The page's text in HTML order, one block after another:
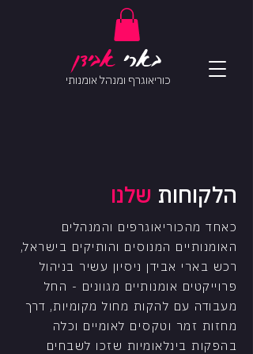
כאחד מהכוריאוגרפים והמנהלים
האומנותיים המנוסים והותיקים בישראל,
רכש בארי אבידן ניסיון עשיר בניהול
פרוייקטים אומנותיים מגוונים - החל
מעבודה עם להקות מחול מקומיות, דרך
מחזות זמר וטקסים לאומיים וכלה
בהפקות בינלאומיות שזכו לשבחים
הלקוחות שלנו
בארי אבידן
כוריאוגרף ומנהל אומנותי